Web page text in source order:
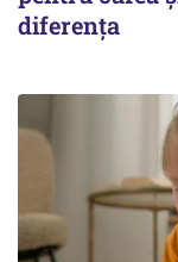
diferența